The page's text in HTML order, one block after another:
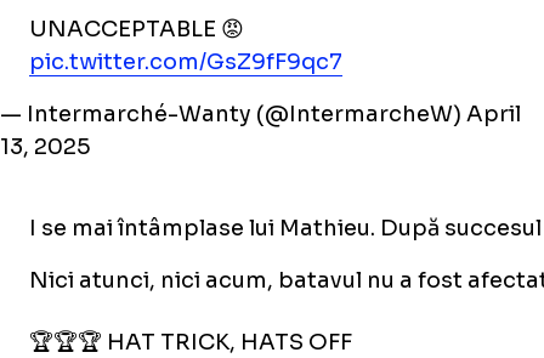
UNACCEPTABLE 😡
pic.twitter.com/GsZ9fF9qc7
— Intermarché-Wanty (@IntermarcheW) April
13, 2025
I se mai întâmplase lui Mathieu. După
Nici atunci, nici acum, batavul nu a fost
🏆🏆🏆 HAT TRICK, HATS OFF